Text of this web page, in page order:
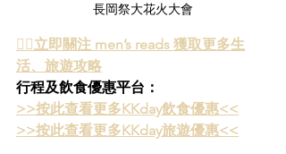
長岡祭大花火大會
👉🏻立即關注 men’s reads 獲取更多生
活、旅遊攻略
行程及飲食優惠平台：
>>按此查看更多KKday飲食優惠<<
>>按此查看更多KKday旅遊優惠<<